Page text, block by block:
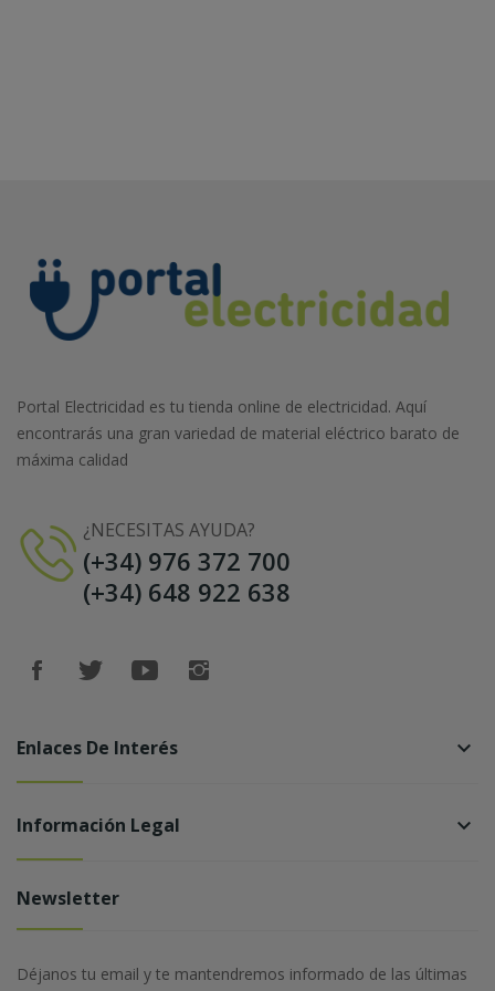
Portal Electricidad es tu tienda online de electricidad. Aquí
encontrarás una gran variedad de material eléctrico barato de
máxima calidad
¿NECESITAS AYUDA?
(+34) 976 372 700
(+34) 648 922 638
Enlaces De Interés keyboard_arrow_down
Información Legal keyboard_arrow_down
Newsletter
Déjanos tu email y te mantendremos informado de las últimas